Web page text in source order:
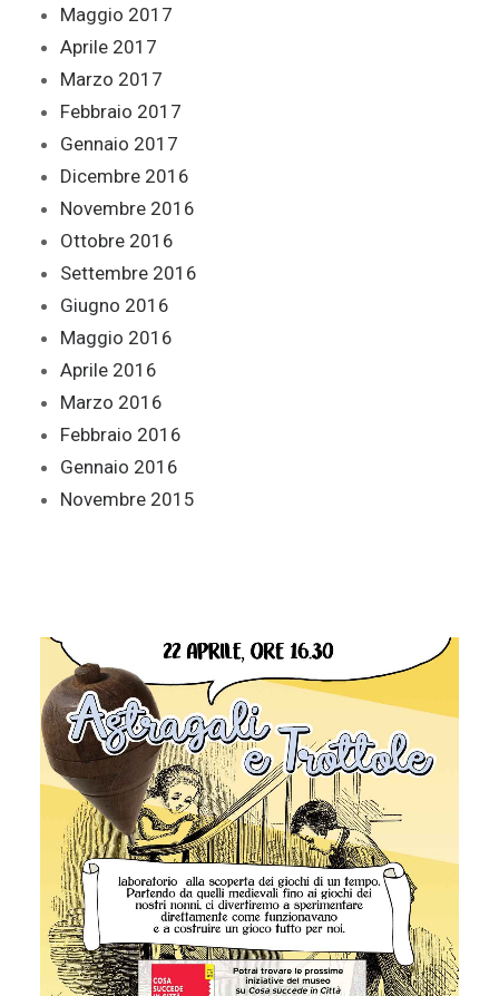
Maggio 2017
Aprile 2017
Marzo 2017
Febbraio 2017
Gennaio 2017
Dicembre 2016
Novembre 2016
Ottobre 2016
Settembre 2016
Giugno 2016
Maggio 2016
Aprile 2016
Marzo 2016
Febbraio 2016
Gennaio 2016
Novembre 2015